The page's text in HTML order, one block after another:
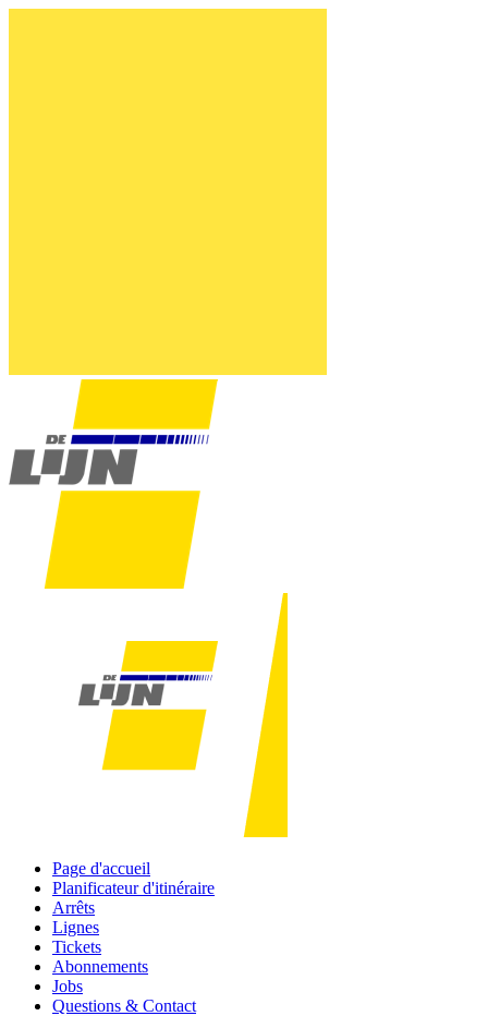
Page d'accueil
Planificateur d'itinéraire
Arrêts
Lignes
Tickets
Abonnements
Jobs
Questions & Contact